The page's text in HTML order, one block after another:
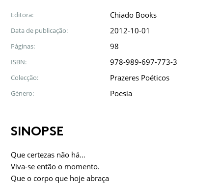
Editora: Chiado Books
Data de publicação: 2012-10-01
Páginas: 98
ISBN: 978-989-697-773-3
Colecção: Prazeres Poéticos
Género: Poesia
SINOPSE
Que certezas não há…
Viva-se então o momento.
Que o corpo que hoje abraça